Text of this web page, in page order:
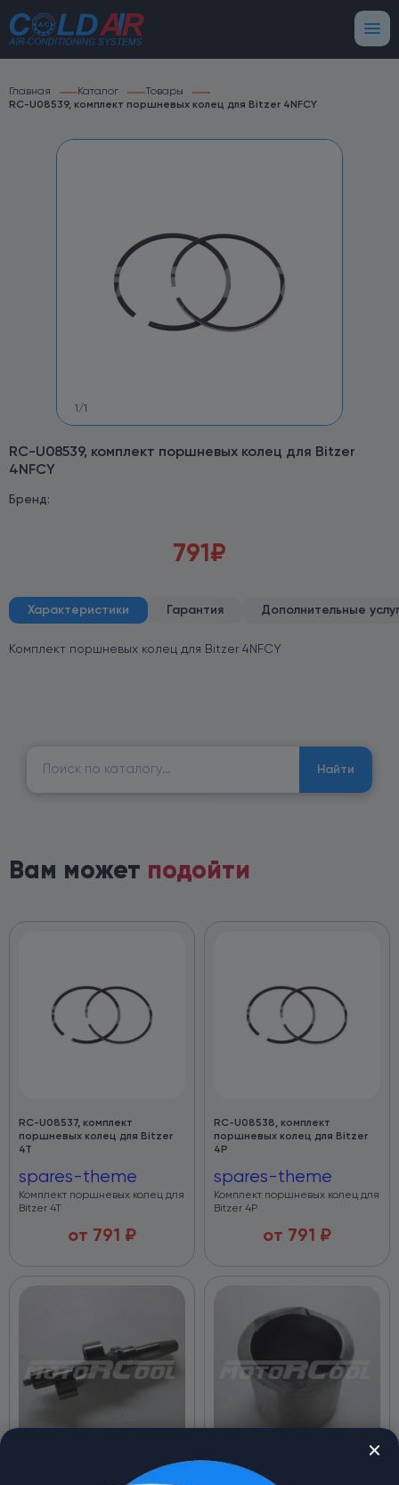
Главная Каталог
Товары
RC-U08539, комплект поршневых колец для Bitzer 4NFCY
1 /1
RC-U08539, комплект поршневых колец для Bitzer
4NFCY
Бренд:
791 ₽
Характеристики Гарантия Дополнительные
Комплект поршневых колец для Bitzer 4NFCY
Найти
Вам может подойти
RC-U08537, комплект
поршневых колец для Bitzer
4T
spares-theme
Комплект поршневых колец для
Bitzer 4T
от 791 ₽
RC-U08538, комплект
поршневых колец для Bitzer
4P
spares-theme
Комплект поршневых колец для
Bitzer 4P
от 791 ₽
Коленвал компрессора Bitzer
Гильза цилиндра Bitzer RC-